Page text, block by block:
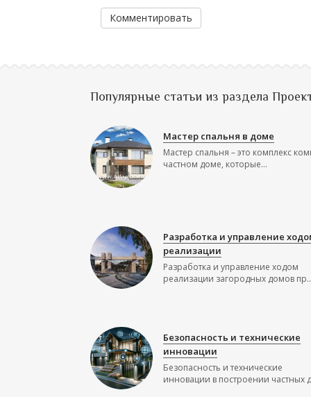
Комментировать
Популярные статьи из раздела
Мастер спальня в доме
Мастер спальня – это комплекс
частном доме, которые...
Разработка и управление
реализации
Разработка и управление ходом
реализации загородных домов
Безопасность и технические
инновации
Безопасность и технические
инновации в построении частных